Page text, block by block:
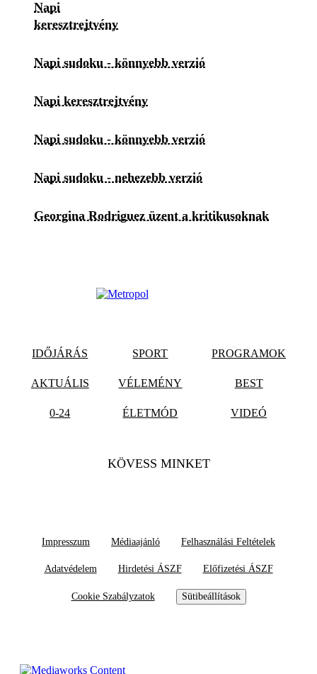
Napi
keresztrejtvény
Napi sudoku - könnyebb verzió
Napi keresztrejtvény
Napi sudoku - könnyebb verzió
Napi sudoku - nehezebb verzió
Georgina Rodriguez üzent a kritikusoknak
IDŐJÁRÁS SPORT PROGRAMOK
AKTUÁLIS VÉLEMÉNY BEST
0-24 ÉLETMÓD VIDEÓ
KÖVESS MINKET
Impresszum Médiaajánló Felhasználási Feltételek
Adatvédelem Hirdetési ÁSZF Előfizetési ÁSZF
Cookie Szabályzatok Sütibeállítások